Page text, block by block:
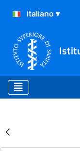
Risultati